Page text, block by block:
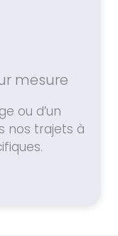
mesure
ou d’un
nos trajets à